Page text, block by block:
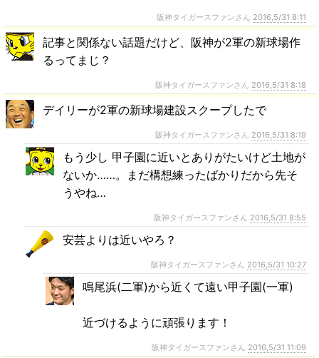
阪神タイガースファンさん 2016,5/31 8:11
記事と関係ない話題だけど、阪神が2軍の新球場作
るってまじ？
阪神タイガースファンさん 2016,5/31 8:18
デイリーが2軍の新球場建設スクープしたで
阪神タイガースファンさん 2016,5/31 8:19
もう少し 甲子園に近いとありがたいけど土地が
ないか……。まだ構想練ったばかりだから先そ
うやね…
阪神タイガースファンさん 2016,5/31 8:55
安芸よりは近いやろ？
阪神タイガースファンさん 2016,5/31 10:27
鳴尾浜(二軍)から近くて遠い甲子園(一軍)
近づけるように頑張ります！
阪神タイガースファンさん 2016,5/31 11:09